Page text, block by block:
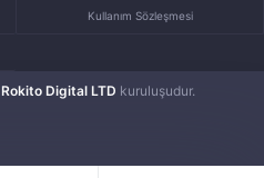
Rokito Digital LTD kuruluşudur.
Kullanım Sözleşmesi